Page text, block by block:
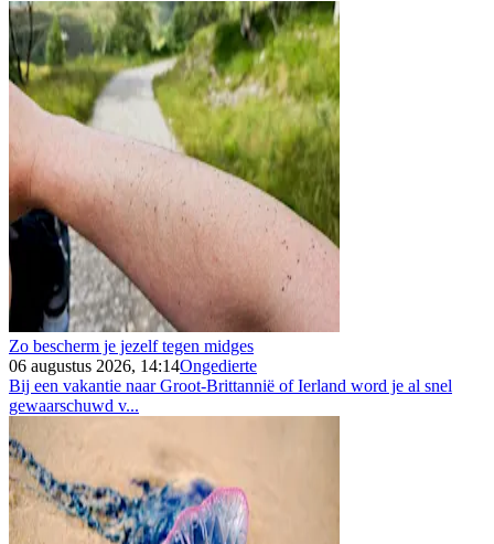
Zo bescherm je jezelf tegen midges
06 augustus 2026, 14:14Ongedierte
Bij een vakantie naar Groot-Brittannië of Ierland word je al snel
gewaarschuwd v...